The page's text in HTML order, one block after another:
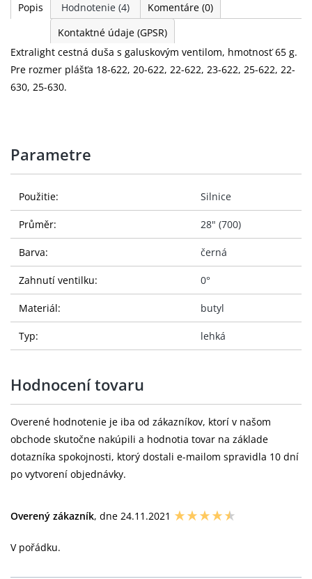
Popis Hodnotenie (4) Komentáre (0)
Kontaktné údaje (GPSR)
Extralight cestná duša s galuskovým ventilom, hmotnosť 65 g.
Pre rozmer plášťa 18-622, 20-622, 22-622, 23-622, 25-622, 22-
630, 25-630.
Parametre
Použitie: Silnice
Průměr: 28" (700)
Barva: černá
Zahnutí ventilku: 0°
Materiál: butyl
Typ: lehká
Hodnocení tovaru
Overené hodnotenie je iba od zákazníkov, ktorí v našom
obchode skutočne nakúpili a hodnotia tovar na základe
dotazníka spokojnosti, ktorý dostali e-mailom spravidla 10 dní
po vytvorení objednávky.
Overený zákazník, dne 24.11.2021
V pořádku.